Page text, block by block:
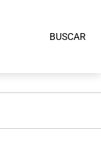
BUSCAR